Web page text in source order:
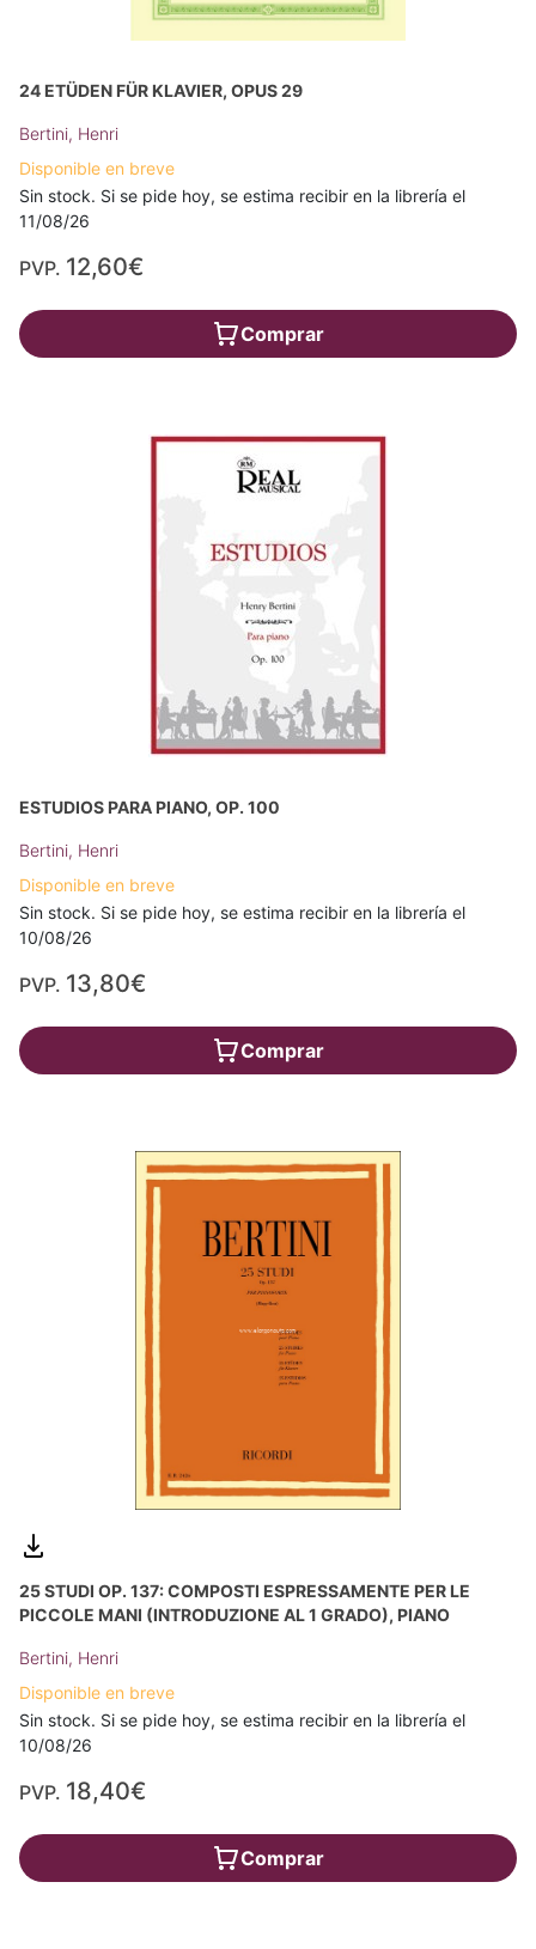
24 ETÜDEN FÜR KLAVIER, OPUS 29
Bertini, Henri
Disponible en breve
Sin stock. Si se pide hoy, se estima recibir en la librería el
11/08/26
PVP. 12,60€
Comprar
ESTUDIOS PARA PIANO, OP. 100
Bertini, Henri
Disponible en breve
Sin stock. Si se pide hoy, se estima recibir en la librería el
10/08/26
PVP. 13,80€
Comprar
25 STUDI OP. 137: COMPOSTI ESPRESSAMENTE PER LE
PICCOLE MANI (INTRODUZIONE AL 1 GRADO), PIANO
Bertini, Henri
Disponible en breve
Sin stock. Si se pide hoy, se estima recibir en la librería el
10/08/26
PVP. 18,40€
Comprar